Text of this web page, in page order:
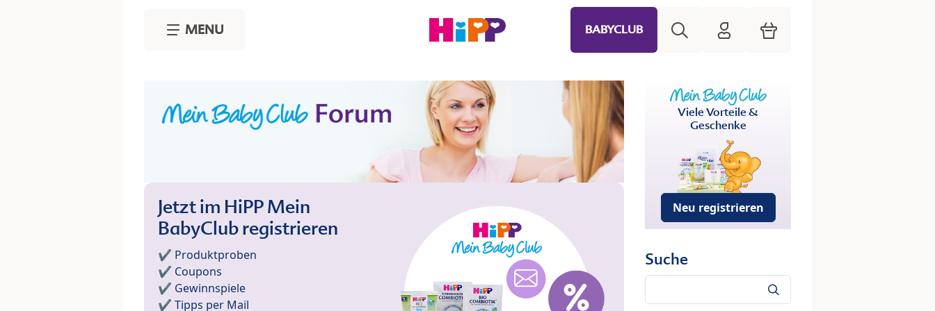
MENU BABYCLUB HiPP Mein Babyclub
Warenkorb
Jetzt im HiPP Mein
BabyClub registrieren
✔️ Produktproben
✔️ Coupons
✔️ Gewinnspiele
✔️ Tipps per Mail
Viele Vorteile &
Geschenke
Neu registrieren
Suche